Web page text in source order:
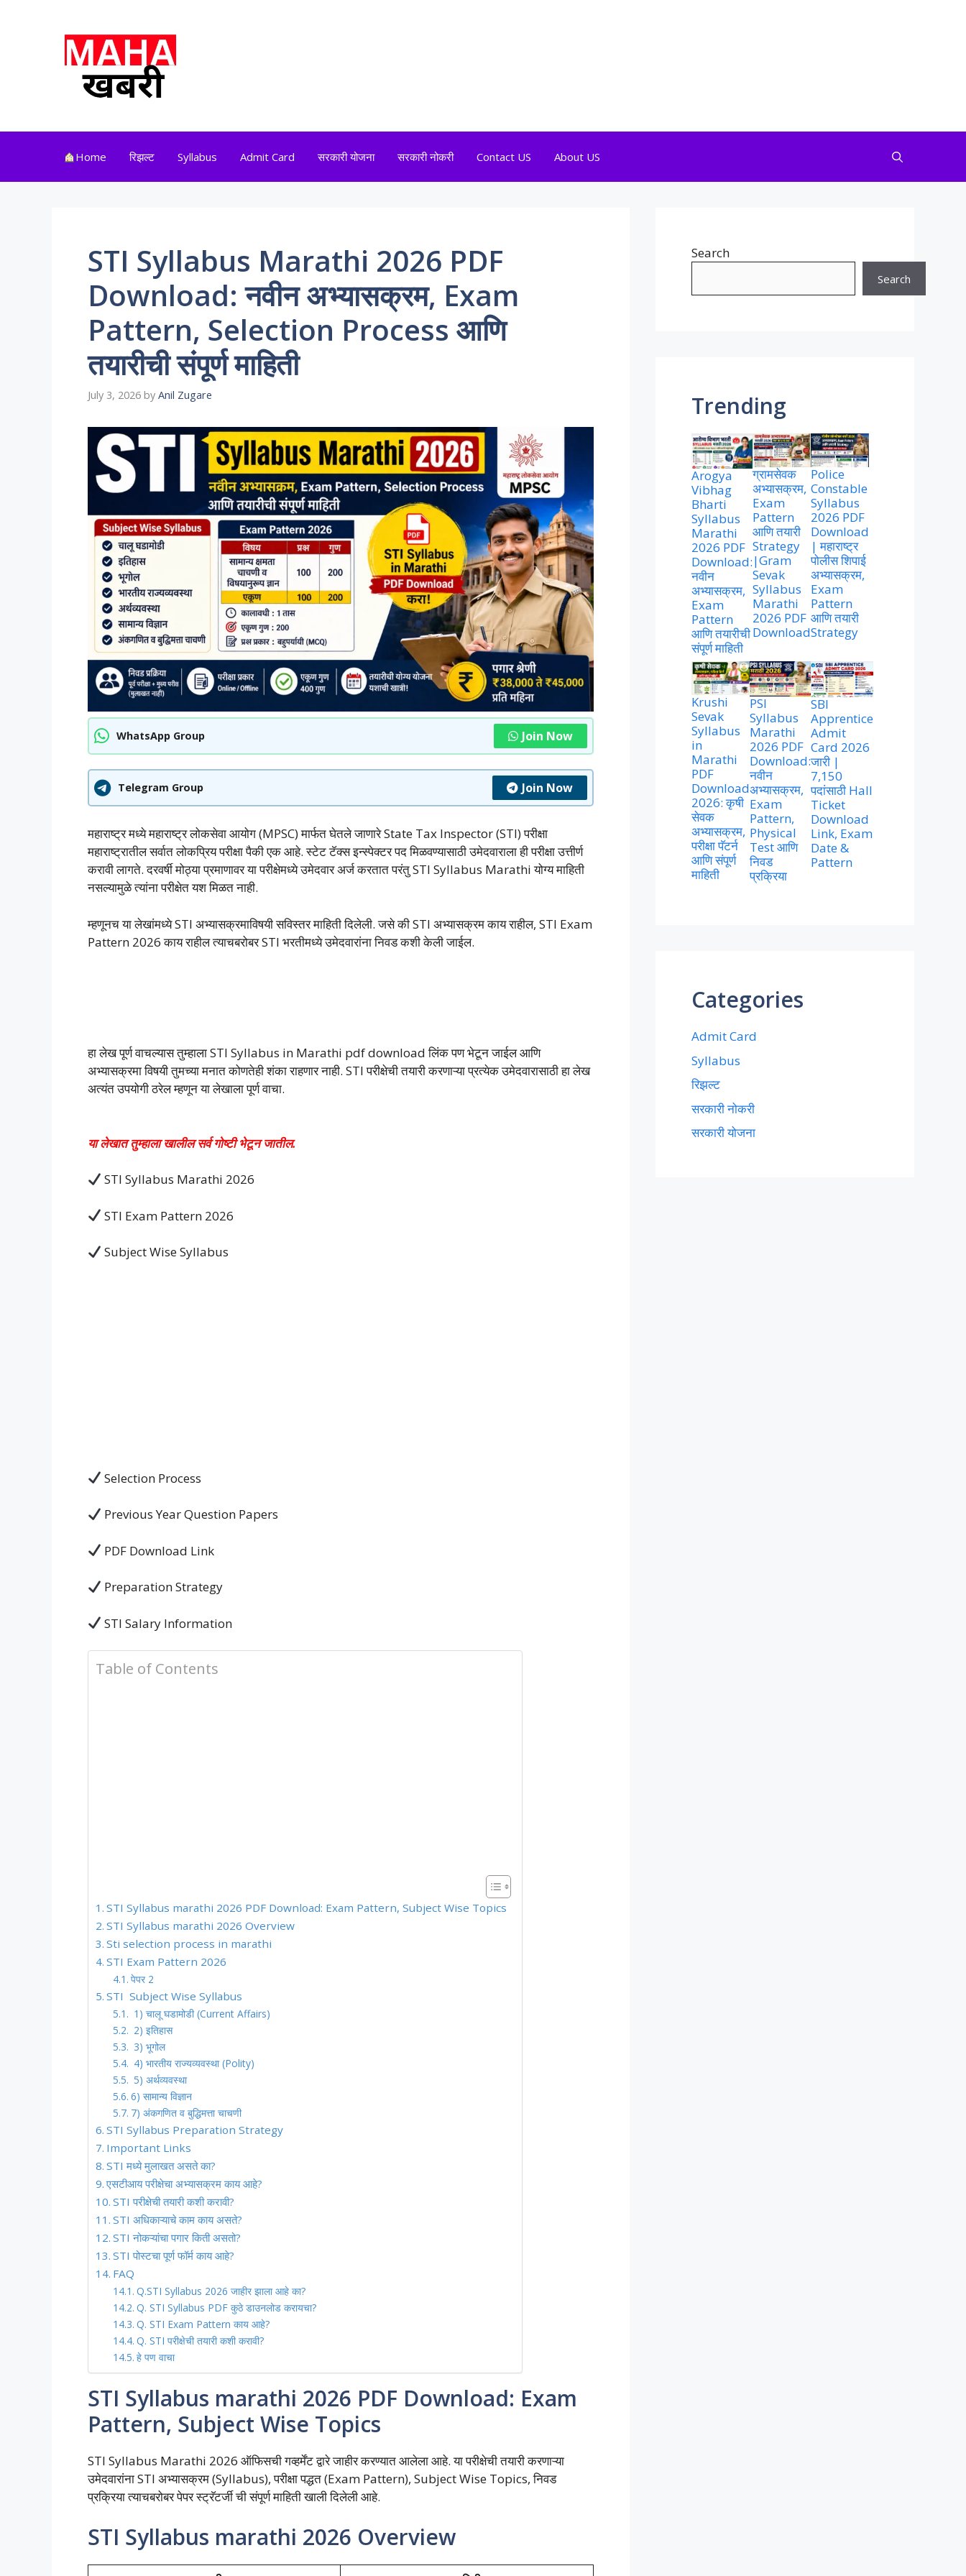
Home रिझल्ट Syllabus Admit Card सरकारी योजना सरकारी नोकरी Contact US About US
STI Syllabus Marathi 2026 PDF
Download: नवीन अभ्यासक्रम, Exam
Pattern, Selection Process आणि
तयारीची संपूर्ण माहिती
July 3, 2026 by Anil Zugare
WhatsApp Group Join Now
Telegram Group Join Now
महाराष्ट्र मध्ये महाराष्ट्र लोकसेवा आयोग (MPSC) मार्फत घेतले जाणारे State Tax Inspector (STI) परीक्षा
महाराष्ट्रातील सर्वात लोकप्रिय परीक्षा पैकी एक आहे. स्टेट टॅक्स इन्स्पेक्टर पद मिळवण्यासाठी उमेदवाराला ही परीक्षा उत्तीर्ण
करावी लागते. दरवर्षी मोठ्या प्रमाणावर या परीक्षेमध्ये उमेदवार अर्ज करतात परंतु STI Syllabus Marathi योग्य माहिती
नसल्यामुळे त्यांना परीक्षेत यश मिळत नाही.
म्हणूनच या लेखांमध्ये STI अभ्यासक्रमाविषयी सविस्तर माहिती दिलेली. जसे की STI अभ्यासक्रम काय राहील, STI Exam
Pattern 2026 काय राहील त्याचबरोबर STI भरतीमध्ये उमेदवारांना निवड कशी केली जाईल.
हा लेख पूर्ण वाचल्यास तुम्हाला STI Syllabus in Marathi pdf download लिंक पण भेटून जाईल आणि
अभ्यासक्रमा विषयी तुमच्या मनात कोणतेही शंका राहणार नाही. STI परीक्षेची तयारी करणाऱ्या प्रत्येक उमेदवारासाठी हा लेख
अत्यंत उपयोगी ठरेल म्हणून या लेखाला पूर्ण वाचा.
या लेखात तुम्हाला खालील सर्व गोष्टी भेटून जातील.
STI Syllabus Marathi 2026
STI Exam Pattern 2026
Subject Wise Syllabus
Selection Process
Previous Year Question Papers
PDF Download Link
Preparation Strategy
STI Salary Information
Table of Contents
STI Syllabus marathi 2026 PDF Download: Exam Pattern, Subject Wise Topics
STI Syllabus marathi 2026 Overview
Sti selection process in marathi
STI Exam Pattern 2026
पेपर 2
STI Subject Wise Syllabus
1) चालू घडामोडी (Current Affairs)
2) इतिहास
3) भूगोल
4) भारतीय राज्यव्यवस्था (Polity)
5) अर्थव्यवस्था
6) सामान्य विज्ञान
7) अंकगणित व बुद्धिमत्ता चाचणी
STI Syllabus Preparation Strategy
Important Links
STI मध्ये मुलाखत असते का?
एसटीआय परीक्षेचा अभ्यासक्रम काय आहे?
STI परीक्षेची तयारी कशी करावी?
STI अधिकाऱ्याचे काम काय असते?
STI नोकऱ्यांचा पगार किती असतो?
STI पोस्टचा पूर्ण फॉर्म काय आहे?
FAQ
Q.STI Syllabus 2026 जाहीर झाला आहे का?
Q. STI Syllabus PDF कुठे डाउनलोड करायचा?
Q. STI Exam Pattern काय आहे?
Q. STI परीक्षेची तयारी कशी करावी?
हे पण वाचा
STI Syllabus marathi 2026 PDF Download: Exam
Pattern, Subject Wise Topics
STI Syllabus Marathi 2026 ऑफिसची गव्हर्मेंट द्वारे जाहीर करण्यात आलेला आहे. या परीक्षेची तयारी करणाऱ्या
उमेदवारांना STI अभ्यासक्रम (Syllabus), परीक्षा पद्धत (Exam Pattern), Subject Wise Topics, निवड
प्रक्रिया त्याचबरोबर पेपर स्ट्रॅटर्जी ची संपूर्ण माहिती खाली दिलेली आहे.
STI Syllabus marathi 2026 Overview
Search
Search
Trending
Arogya
Vibhag
Bharti
Syllabus
Marathi
2026 PDF
Download:
नवीन
अभ्यासक्रम,
Exam
Pattern
आणि तयारीची
संपूर्ण माहिती
ग्रामसेवक
अभ्यासक्रम,
Exam
Pattern
आणि तयारी
Strategy
|Gram
Sevak
Syllabus
Marathi
2026 PDF
Download
Police
Constable
Syllabus
2026 PDF
Download
| महाराष्ट्र
पोलीस शिपाई
अभ्यासक्रम,
Exam
Pattern
आणि तयारी
Strategy
Krushi
Sevak
Syllabus
in
Marathi
PDF
Download
2026: कृषी
सेवक
अभ्यासक्रम,
परीक्षा पॅटर्न
आणि संपूर्ण
माहिती
PSI
Syllabus
Marathi
2026 PDF
Download:
नवीन
अभ्यासक्रम,
Exam
Pattern,
Physical
Test आणि
निवड
प्रक्रिया
SBI
Apprentice
Admit
Card 2026
जारी |
7,150
पदांसाठी Hall
Ticket
Download
Link, Exam
Date &
Pattern
Categories
Admit Card
Syllabus
रिझल्ट
सरकारी नोकरी
सरकारी योजना